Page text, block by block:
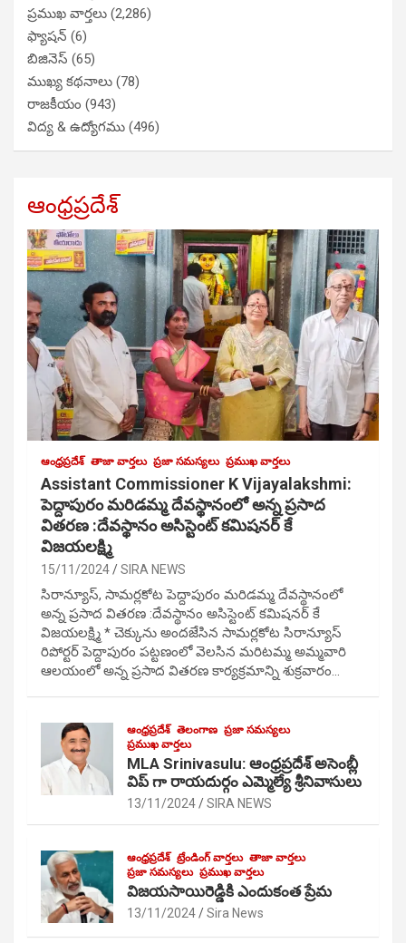
ప్రముఖ వార్తలు (2,286)
ఫ్యాషన్ (6)
బిజినెస్ (65)
ముఖ్య కథనాలు (78)
రాజకీయం (943)
విద్య & ఉద్యోగము (496)
ఆంధ్రప్రదేశ్
ఆంధ్రప్రదేశ్ తాజా వార్తలు ప్రజా సమస్యలు ప్రముఖ వార్తలు
Assistant Commissioner K Vijayalakshmi:
పెద్దాపురం మరిడమ్మ దేవస్థానంలో అన్న ప్రసాద
వితరణ :దేవస్థానం అసిస్టెంట్ కమిషనర్ కే
విజయలక్ష్మి
15/11/2024 SIRA NEWS
సిరాన్యూస్, సామర్లకోట పెద్దాపురం మరిడమ్మ దేవస్థానంలో
అన్న ప్రసాద వితరణ :దేవస్థానం అసిస్టెంట్ కమిషనర్ కే
విజయలక్ష్మి * చెక్కును అందజేసిన సామర్లకోట సిరాన్యూస్
రిపోర్టర్ పెద్దాపురం పట్టణంలో వెలసిన మరిటమ్మ అమ్మవారి
ఆలయంలో అన్న ప్రసాద వితరణ కార్యక్రమాన్ని శుక్రవారం…
ఆంధ్రప్రదేశ్ తెలంగాణ ప్రజా సమస్యలు
ప్రముఖ వార్తలు
MLA Srinivasulu: ఆంధ్రప్రదేశ్ అసెంబ్లీ
విప్ గా రాయదుర్గం ఎమ్మెల్యే శ్రీనివాసులు
13/11/2024 SIRA NEWS
ఆంధ్రప్రదేశ్ ట్రేండింగ్ వార్తలు తాజా వార్తలు
ప్రజా సమస్యలు ప్రముఖ వార్తలు
విజయసాయిరెడ్డికి ఎందుకంత ప్రేమ
13/11/2024 Sira News